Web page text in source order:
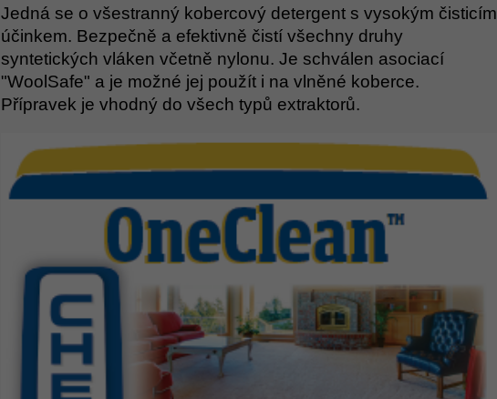
Jedná se o všestranný kobercový detergent s vysokým čisticím
účinkem. Bezpečně a efektivně čistí všechny druhy
syntetických vláken včetně nylonu. Je schválen asociací
"WoolSafe" a je možné jej použít i na vlněné koberce.
Přípravek je vhodný do všech typů extraktorů.